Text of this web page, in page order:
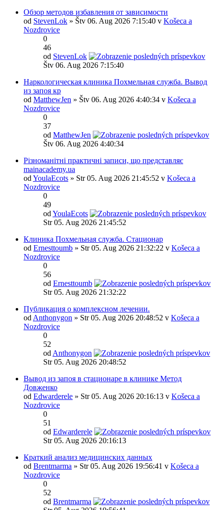
Обзор методов избавления от зависимости
od StevenLok » Štv 06. Aug 2026 7:15:40 v Košeca a
Nozdrovice
0
46
od StevenLok
Štv 06. Aug 2026 7:15:40
Наркологическая клиника Похмельная служба. Вывод
из запоя кр
od MatthewJen » Štv 06. Aug 2026 4:40:34 v Košeca a
Nozdrovice
0
37
od MatthewJen
Štv 06. Aug 2026 4:40:34
Різноманітні практичні записи, що представляє
mainacademy.ua
od YoulaEcots » Str 05. Aug 2026 21:45:52 v Košeca a
Nozdrovice
0
49
od YoulaEcots
Str 05. Aug 2026 21:45:52
Клиника Похмельная служба. Стационар
od Ernesttoumb » Str 05. Aug 2026 21:32:22 v Košeca a
Nozdrovice
0
56
od Ernesttoumb
Str 05. Aug 2026 21:32:22
Публикация о комплексном лечении.
od Anthonygon » Str 05. Aug 2026 20:48:52 v Košeca a
Nozdrovice
0
52
od Anthonygon
Str 05. Aug 2026 20:48:52
Вывод из запоя в стационаре в клинике Метод
Довженко
od Edwarderele » Str 05. Aug 2026 20:16:13 v Košeca a
Nozdrovice
0
51
od Edwarderele
Str 05. Aug 2026 20:16:13
Краткий анализ медицинских данных
od Brentmarma » Str 05. Aug 2026 19:56:41 v Košeca a
Nozdrovice
0
52
od Brentmarma